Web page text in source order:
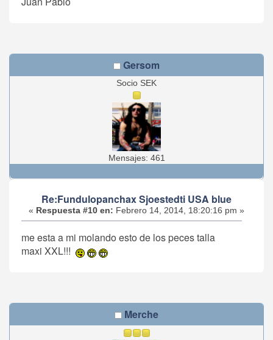
Gersom
Socio SEK
Mensajes: 461
Re:Fundulopanchax Sjoestedti USA blue
« Respuesta #10 en: Febrero 14, 2014, 18:20:16 pm »
me esta a mi molando esto de los peces talla
maxi XXL!!!
Merche